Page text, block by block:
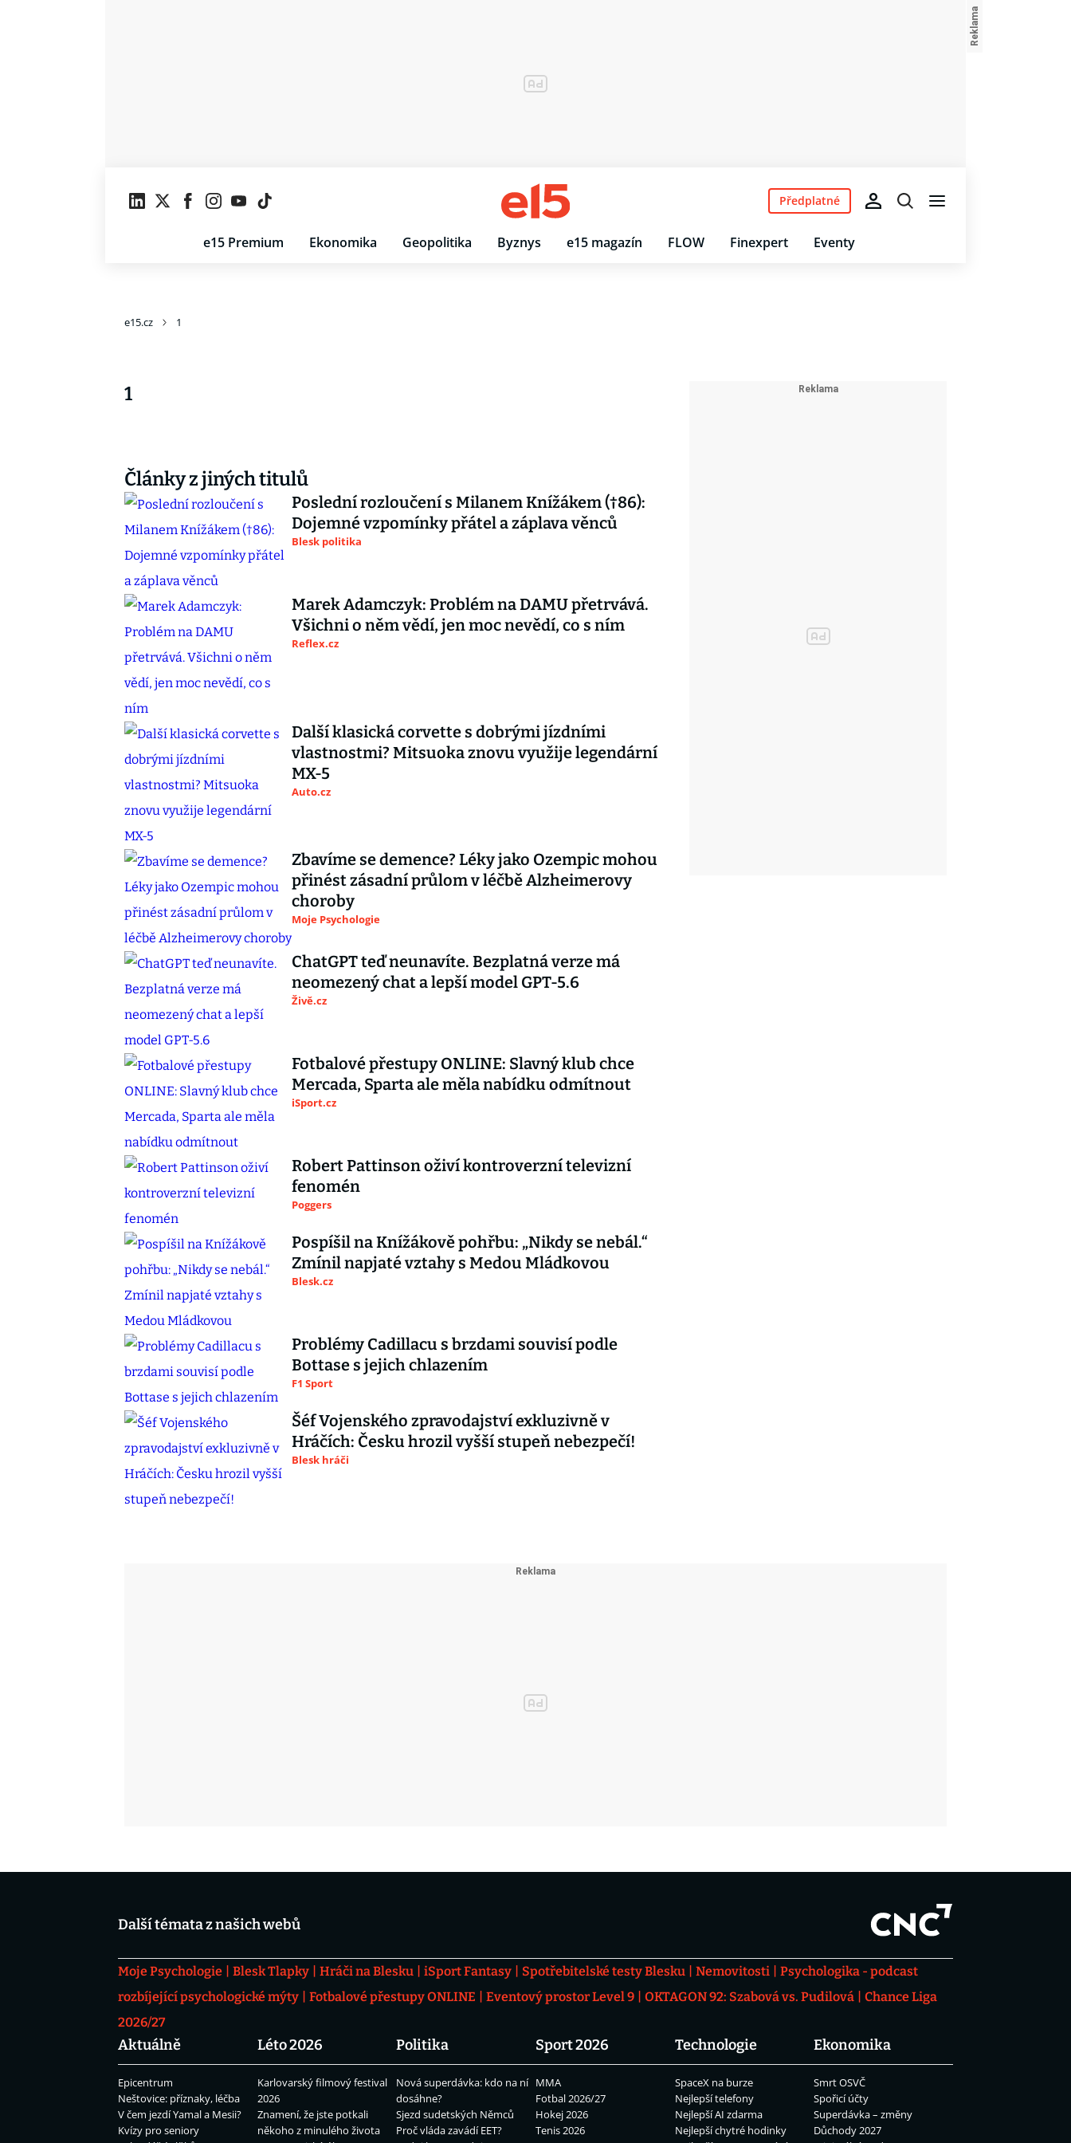
e15 Premium Ekonomika Geopolitika Byznys e15 magazín FLOW Finexpert Eventy
Předplatné
e15.cz 1
1
Články z jiných titulů
Poslední rozloučení s Milanem Knížákem (†86):
Dojemné vzpomínky přátel a záplava věnců
Blesk politika
Marek Adamczyk: Problém na DAMU přetrvává.
Všichni o něm vědí, jen moc nevědí, co s ním
Reflex.cz
Další klasická corvette s dobrými jízdními
vlastnostmi? Mitsuoka znovu využije legendární
MX-5
Auto.cz
Zbavíme se demence? Léky jako Ozempic mohou
přinést zásadní průlom v léčbě Alzheimerovy
choroby
Moje Psychologie
ChatGPT teď neunavíte. Bezplatná verze má
neomezený chat a lepší model GPT-5.6
Živě.cz
Fotbalové přestupy ONLINE: Slavný klub chce
Mercada, Sparta ale měla nabídku odmítnout
iSport.cz
Robert Pattinson oživí kontroverzní televizní
fenomén
Poggers
Pospíšil na Knížákově pohřbu: „Nikdy se nebál.“
Zmínil napjaté vztahy s Medou Mládkovou
Blesk.cz
Problémy Cadillacu s brzdami souvisí podle
Bottase s jejich chlazením
F1 Sport
Šéf Vojenského zpravodajství exkluzivně v
Hráčích: Česku hrozil vyšší stupeň nebezpečí!
Blesk hráči
Další témata z našich webů
Moje Psychologie Blesk Tlapky Hráči na Blesku iSport Fantasy Spotřebitelské testy Blesku Nemovitosti
Psychologika - podcast
rozbíjející psychologické mýty
Fotbalové přestupy ONLINE Eventový prostor Level 9 OKTAGON 92: Szabová vs. Pudilová
Chance Liga
2026/27
Aktuálně
Epicentrum
Neštovice: příznaky, léčba
V čem jezdí Yamal a Mesii?
Kvízy pro seniory
Léto 2026
Karlovarský filmový festival
2026
Znamení, že jste potkali
někoho z minulého života
Politika
Nová superdávka: kdo na ní
dosáhne?
Sjezd sudetských Němců
Proč vláda zavádí EET?
Sport 2026
MMA
Fotbal 2026/27
Hokej 2026
Tenis 2026
Technologie
SpaceX na burze
Nejlepší telefony
Nejlepší AI zdarma
Nejlepší chytré hodinky
Ekonomika
Smrt OSVČ
Spořicí účty
Superdávka – změny
Důchody 2027